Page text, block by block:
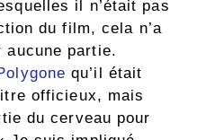
il n’était pas
du film, cela n’a
aucune partie.
qu’il était
officieux, mais
du cerveau pour